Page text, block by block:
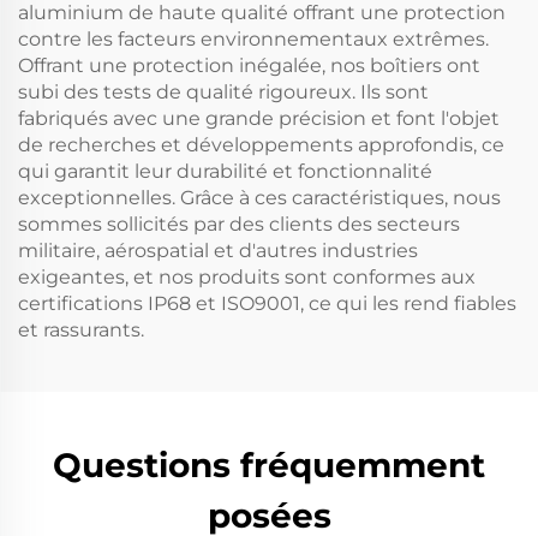
aluminium de haute qualité offrant une protection
contre les facteurs environnementaux extrêmes.
Offrant une protection inégalée, nos boîtiers ont
subi des tests de qualité rigoureux. Ils sont
fabriqués avec une grande précision et font l'objet
de recherches et développements approfondis, ce
qui garantit leur durabilité et fonctionnalité
exceptionnelles. Grâce à ces caractéristiques, nous
sommes sollicités par des clients des secteurs
militaire, aérospatial et d'autres industries
exigeantes, et nos produits sont conformes aux
certifications IP68 et ISO9001, ce qui les rend fiables
et rassurants.
Questions fréquemment
posées